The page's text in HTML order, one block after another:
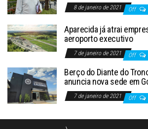
8 de janeiro de 2021 Off
Aparecida já atrai
aeroporto executivo
7 de janeiro de 2021 Off
Berço do Diante do
anuncia nova sede em
7 de janeiro de 2021 Off